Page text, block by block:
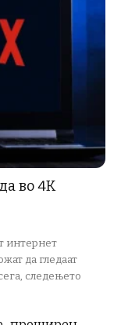
во 4K
интернет
да гледаат
следењето